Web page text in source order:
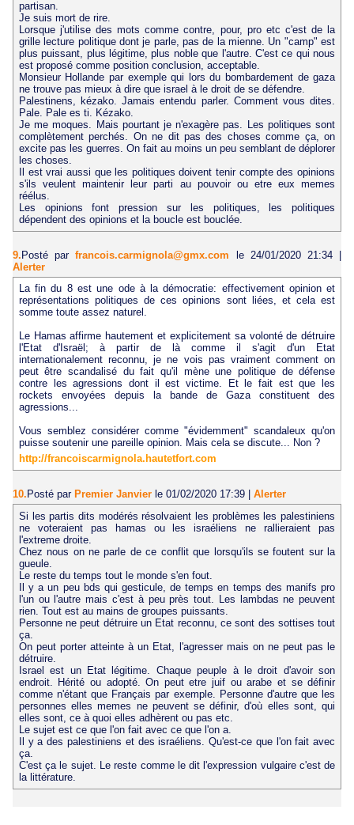
partisan.
Je suis mort de rire.
Lorsque j'utilise des mots comme contre, pour, pro etc c'est de la
grille lecture politique dont je parle, pas de la mienne. Un "camp" est
plus puissant, plus légitime, plus noble que l'autre. C'est ce qui nous
est proposé comme position conclusion, acceptable.
Monsieur Hollande par exemple qui lors du bombardement de gaza
ne trouve pas mieux à dire que israel à le droit de se défendre.
Palestinens, kézako. Jamais entendu parler. Comment vous dites.
Pale. Pale es ti. Kézako.
Je me moques. Mais pourtant je n'exagère pas. Les politiques sont
complètement perchés. On ne dit pas des choses comme ça, on
excite pas les guerres. On fait au moins un peu semblant de déplorer
les choses.
Il est vrai aussi que les politiques doivent tenir compte des opinions
s'ils veulent maintenir leur parti au pouvoir ou etre eux memes
réélus.
Les opinions font pression sur les politiques, les politiques
dépendent des opinions et la boucle est bouclée.
9.Posté parfrancois.carmignola@gmx.com le 24/01/2020 21:34 |
Alerter
La fin du 8 est une ode à la démocratie: effectivement opinion et
représentations politiques de ces opinions sont liées, et cela est
somme toute assez naturel.
Le Hamas affirme hautement et explicitement sa volonté de détruire
l'Etat d'Israël; à partir de là comme il s'agit d'un Etat
internationalement reconnu, je ne vois pas vraiment comment on
peut être scandalisé du fait qu'il mène une politique de défense
contre les agressions dont il est victime. Et le fait est que les
rockets envoyées depuis la bande de Gaza constituent des
agressions...
Vous semblez considérer comme "évidemment" scandaleux qu'on
puisse soutenir une pareille opinion. Mais cela se discute... Non ?
http://francoiscarmignola.hautetfort.com
10. Posté par Premier Janvier le 01/02/2020 17:39
Alerter
Si les partis dits modérés résolvaient les problèmes les palestiniens
ne voteraient pas hamas ou les israéliens ne rallieraient pas
l'extreme droite.
Chez nous on ne parle de ce conflit que lorsqu'ils se foutent sur la
gueule.
Le reste du temps tout le monde s'en fout.
Il y a un peu bds qui gesticule, de temps en temps des manifs pro
l'un ou l'autre mais c'est à peu près tout. Les lambdas ne peuvent
rien. Tout est au mains de groupes puissants.
Personne ne peut détruire un Etat reconnu, ce sont des sottises tout
ça.
On peut porter atteinte à un Etat, l'agresser mais on ne peut pas le
détruire.
Israel est un Etat légitime. Chaque peuple à le droit d'avoir son
endroit. Hérité ou adopté. On peut etre juif ou arabe et se définir
comme n'étant que Français par exemple. Personne d'autre que les
personnes elles memes ne peuvent se définir, d'où elles sont, qui
elles sont, ce à quoi elles adhèrent ou pas etc.
Le sujet est ce que l'on fait avec ce que l'on a.
Il y a des palestiniens et des israéliens. Qu'est-ce que l'on fait avec
ça.
C'est ça le sujet. Le reste comme le dit l'expression vulgaire c'est de
la littérature.